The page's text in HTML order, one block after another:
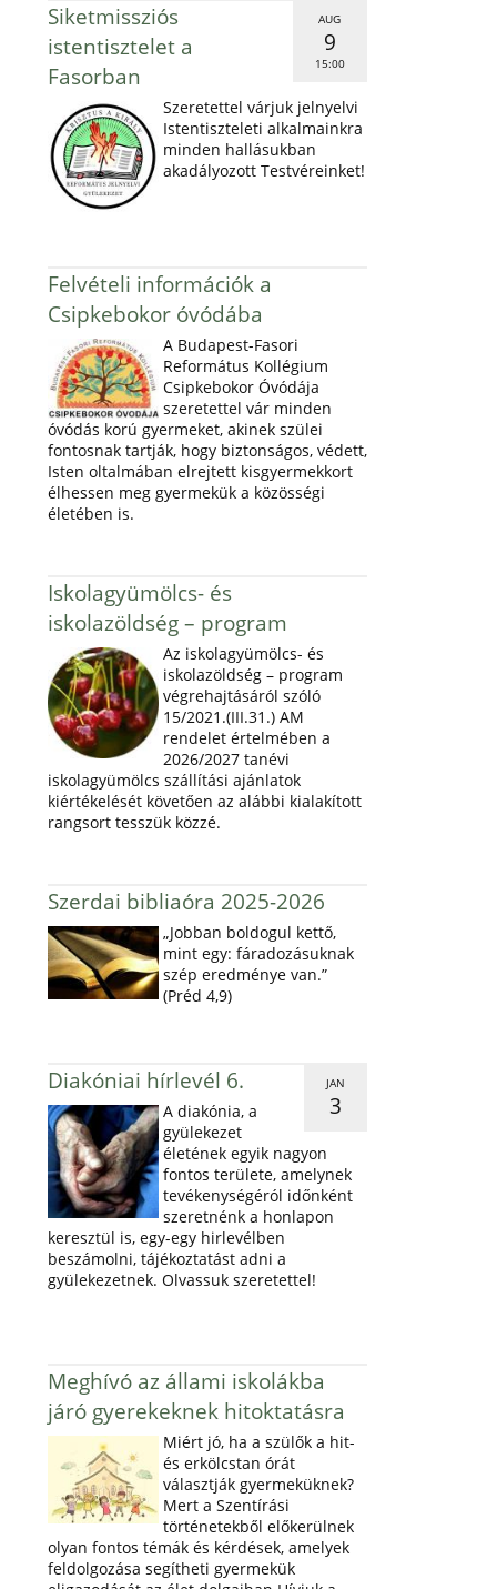
AUG
9
15:00
Siketmissziós
istentisztelet a
Fasorban
Szeretettel várjuk jelnyelvi
Istentiszteleti alkalmainkra
minden hallásukban
akadályozott Testvéreinket!
Felvételi információk a
Csipkebokor óvódába
A Budapest-Fasori
Református Kollégium
Csipkebokor Óvódája
szeretettel vár minden
óvódás korú gyermeket, akinek szülei
fontosnak tartják, hogy biztonságos, védett,
Isten oltalmában elrejtett kisgyermekkort
élhessen meg gyermekük a közösségi
életében is.
Iskolagyümölcs- és
iskolazöldség – program
Az iskolagyümölcs- és
iskolazöldség – program
végrehajtásáról szóló
15/2021.(III.31.) AM
rendelet értelmében a
2026/2027 tanévi
iskolagyümölcs szállítási ajánlatok
kiértékelését követően az alábbi kialakított
rangsort tesszük közzé.
Szerdai bibliaóra 2025-2026
„Jobban boldogul kettő,
mint egy: fáradozásuknak
szép eredménye van.”
(Préd 4,9)
JAN
3
Diakóniai hírlevél 6.
A diakónia, a
gyülekezet
életének egyik nagyon
fontos területe, amelynek
tevékenységéról időnként
szeretnénk a honlapon
keresztül is, egy-egy hirlevélben
beszámolni, tájékoztatást adni a
gyülekezetnek. Olvassuk szeretettel!
Meghívó az állami iskolákba
járó gyerekeknek hitoktatásra
Miért jó, ha a szülők a hit-
és erkölcstan órát
választják gyermeküknek?
Mert a Szentírási
történetekből előkerülnek
olyan fontos témák és kérdések, amelyek
feldolgozása segítheti gyermekük